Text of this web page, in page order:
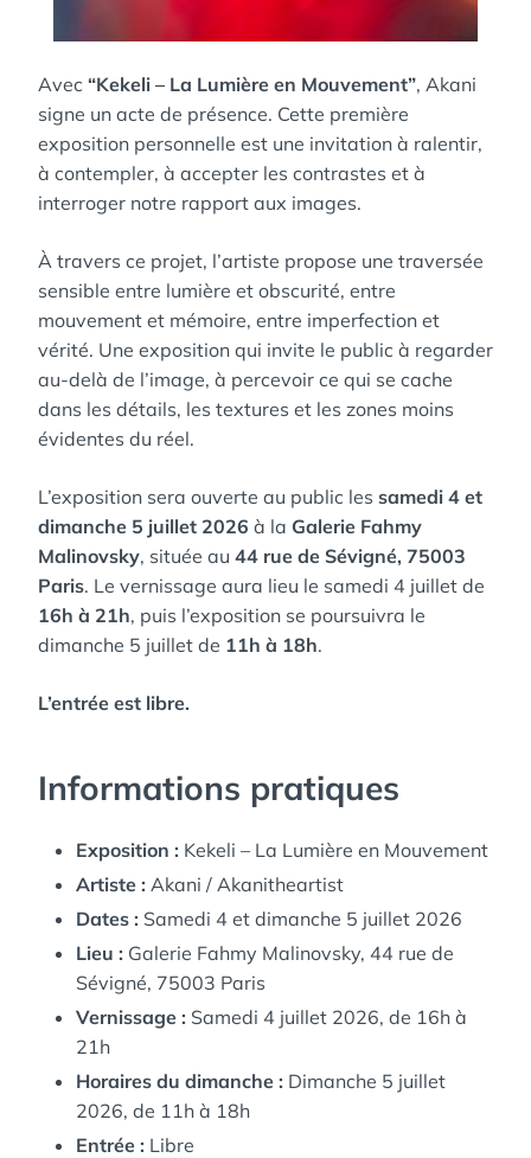
Avec “Kekeli – La Lumière en Mouvement”, Akani
signe un acte de présence. Cette première
exposition personnelle est une invitation à ralentir,
à contempler, à accepter les contrastes et à
interroger notre rapport aux images.
À travers ce projet, l’artiste propose une traversée
sensible entre lumière et obscurité, entre
mouvement et mémoire, entre imperfection et
vérité. Une exposition qui invite le public à regarder
au-delà de l’image, à percevoir ce qui se cache
dans les détails, les textures et les zones moins
évidentes du réel.
L’exposition sera ouverte au public les samedi 4 et
dimanche 5 juillet 2026 à la Galerie Fahmy
Malinovsky, située au 44 rue de Sévigné, 75003
Paris. Le vernissage aura lieu le samedi 4 juillet de
16h à 21h, puis l’exposition se poursuivra le
dimanche 5 juillet de 11h à 18h.
L’entrée est libre.
Informations pratiques
Exposition : Kekeli – La Lumière en Mouvement
Artiste : Akani / Akanitheartist
Dates : Samedi 4 et dimanche 5 juillet 2026
Lieu : Galerie Fahmy Malinovsky, 44 rue de
Sévigné, 75003 Paris
Vernissage : Samedi 4 juillet 2026, de 16h à
21h
Horaires du dimanche : Dimanche 5 juillet
2026, de 11h à 18h
Entrée : Libre